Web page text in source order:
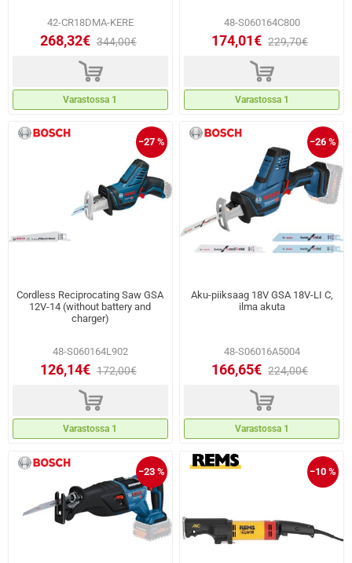
42-CR18DMA-KERE
268,32€ 344,00€
d
Varastossa 1
48-S060164C800
174,01€ 229,70€
d
Varastossa 1
−27 %
Cordless Reciprocating Saw GSA
12V-14 (without battery and
charger)
48-S060164L902
126,14€ 172,00€
d
Varastossa 1
−26 %
Aku-piiksaag 18V GSA 18V-LI C,
ilma akuta
48-S06016A5004
166,65€ 224,00€
d
Varastossa 1
−23 % −10 %